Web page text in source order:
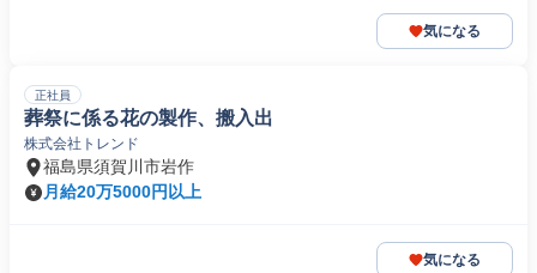
気になる
正社員
葬祭に係る花の製作、搬入出
株式会社トレンド
福島県須賀川市岩作
月給20万5000円以上
気になる